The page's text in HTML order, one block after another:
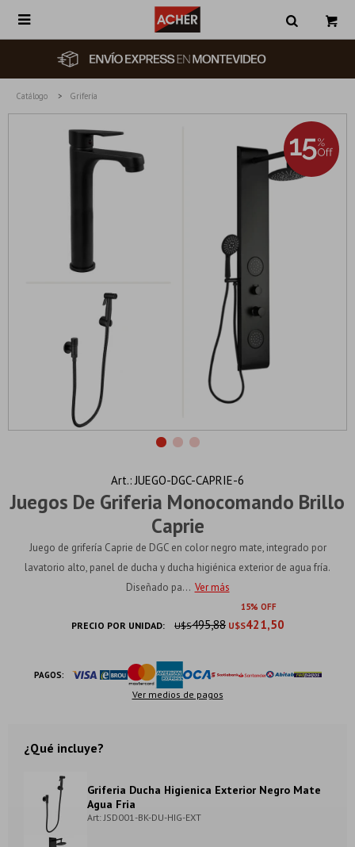

Catálogo Grifería
Juegos De Griferia Monocomando Brillo
Caprie
JUEGO-DGC-CAPRIE-6
Juego de grifería Caprie de DGC en color negro mate, integrado por
lavatorio alto, panel de ducha y ducha higiénica exterior de agua fría.
Diseñado pa... Ver más
15
PRECIO POR UNIDAD: U$S421,50
U$S495,88
PAGOS:
Ver medios de pagos
¿Qué incluye?
Griferia Ducha Higienica Exterior Negro Mate
Agua Fria
Art: JSD001-BK-DU-HIG-EXT